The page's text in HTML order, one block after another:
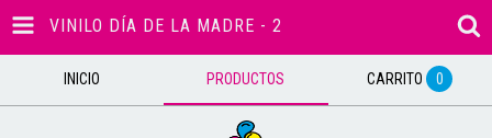
VINILO DÍA DE LA MADRE - 2
INICIO PRODUCTOS CARRITO 0